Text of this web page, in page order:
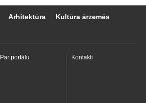
Arhitektūra Kultūra ārzemēs
Par portālu Kontakti